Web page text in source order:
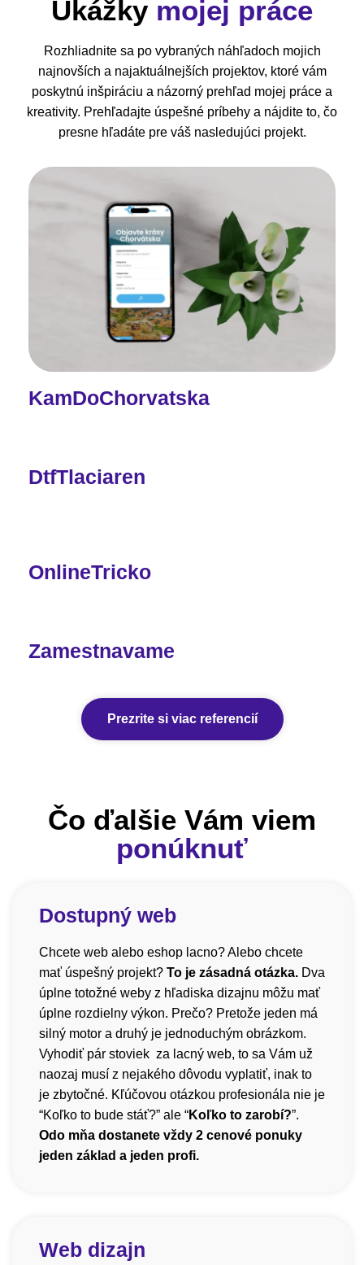
Ukážkymojej práce
Rozhliadnite sa po vybraných náhľadoch mojich
najnovších a najaktuálnejších projektov, ktoré vám
poskytnú inšpiráciu a názorný prehľad mojej práce a
kreativity. Prehľadajte úspešné príbehy a nájdite to, čo
presne hľadáte pre váš nasledujúci projekt.
KamDoChorvatska
DtfTlaciaren
OnlineTricko
Zamestnavame
Prezrite si viac referencií
Čo ďalšie Vám viem
ponúknuť
Dostupný web
Chcete web alebo eshop lacno? Alebo chcete
mať úspešný projekt? To je zásadná otázka. Dva
úplne totožné weby z hľadiska dizajnu môžu mať
úplne rozdielny výkon. Prečo? Pretože jeden má
silný motor a druhý je jednoduchým obrázkom.
Vyhodiť pár stoviek za lacný web, to sa Vám už
naozaj musí z nejakého dôvodu vyplatiť, inak to
je zbytočné. Kľúčovou otázkou profesionála nie je
“Koľko to bude stáť?” ale “Koľko to zarobí?”.
Odo mňa dostanete vždy 2 cenové ponuky
jeden základ a jeden profi.
Web dizajn